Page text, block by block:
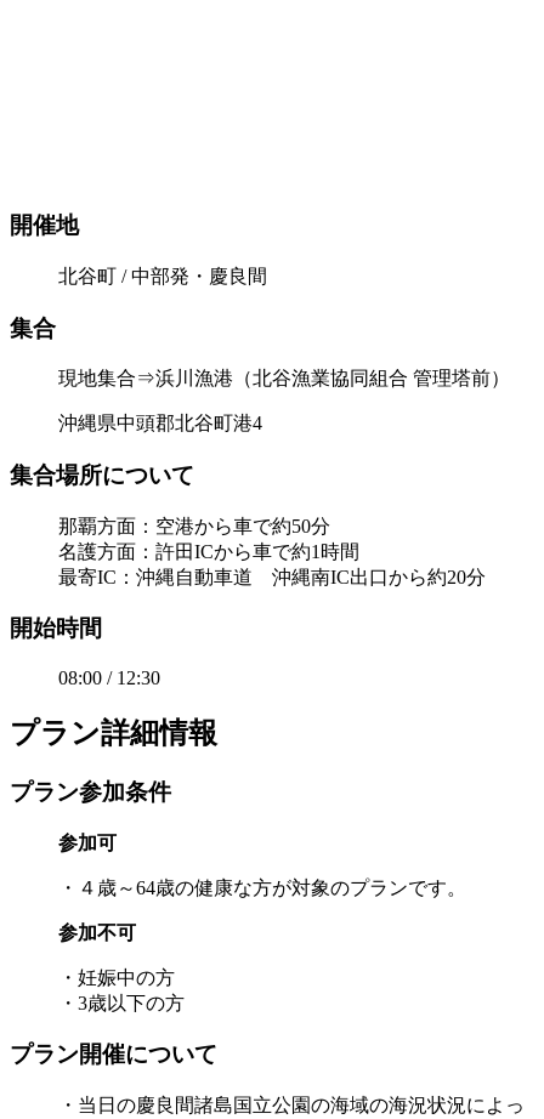
開催地
北谷町 / 中部発・慶良間
集合
現地集合⇒浜川漁港（北谷漁業協同組合 管理塔前）
沖縄県中頭郡北谷町港4
集合場所について
那覇方面：空港から車で約50分
名護方面：許田ICから車で約1時間
最寄IC：沖縄自動車道 沖縄南IC出口から約20分
開始時間
08:00 / 12:30
プラン詳細情報
プラン参加条件
参加可
・４歳～64歳の健康な方が対象のプランです。
参加不可
・妊娠中の方
・3歳以下の方
プラン開催について
・当日の慶良間諸島国立公園の海域の海況状況によっ